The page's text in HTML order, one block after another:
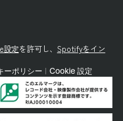
設定を許可し、 Spotifyをイン
ーポリシー Cookie 設定